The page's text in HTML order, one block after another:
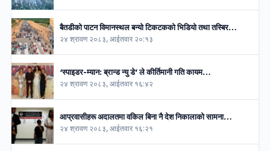
बैतडीको पाटन विमानस्थल बन्यो टिकटकको भिडियो तथा तस्बिर…
२४ श्रावण २०८३, आईतवार २०:१३
‘स्पाइडर-म्यान: ब्रान्ड न्यु डे’ ले कीर्तिमानी गति कायम…
२४ श्रावण २०८३, आईतवार १६:४२
आप्रवासीहरू अदालतमा वकिल बिना नै देश निकालाको सामना…
२४ श्रावण २०८३, आईतवार १६:२१